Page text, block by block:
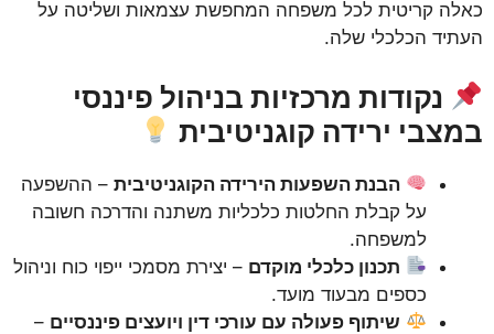
כאלה קריטית לכל משפחה המחפשת עצמאות ושליטה על
העתיד הכלכלי שלה.
נקודות מרכזיות בניהול פיננסי
במצבי ירידה קוגניטיבית
הבנת השפעות הירידה הקוגניטיבית – ההשפעה
על קבלת החלטות כלכליות משתנה והדרכה חשובה
למשפחה.
תכנון כלכלי מוקדם – יצירת מסמכי ייפוי כוח וניהול
כספים מבעוד מועד.
שיתוף פעולה עם עורכי דין ויועצים פיננסיים –